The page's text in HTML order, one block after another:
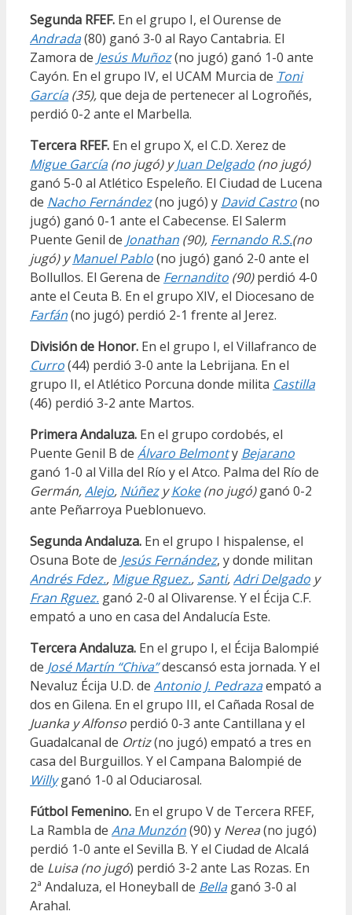
Segunda RFEF. En el grupo I, el Ourense de
Andrada(80) ganó 3-0 al Rayo Cantabria. El
Zamora de Jesús Muñoz(no jugó) ganó 1-0 ante
Cayón. En el grupo IV, el UCAM Murcia de Toni
García(35),que deja de pertenecer al Logroñés,
perdió 0-2 ante el Marbella.
Tercera RFEF. En el grupo X, el C.D. Xerez de
Migue García(no jugó) yJuan Delgado (no jugó)
ganó 5-0 al Atlético Espeleño. El Ciudad de Lucena
de Nacho Fernández(no jugó) y David Castro(no
jugó) ganó 0-1 ante el Cabecense. El Salerm
Puente Genil de Jonathan (90), Fernando R.S.(no
jugó)yManuel Pablo(no jugó) ganó 2-0 ante el
Bollullos. El Gerena de Fernandito (90)perdió 4-0
ante el Ceuta B. En el grupo XIV, el Diocesano de
Farfán(no jugó) perdió 2-1 frente al Jerez.
División de Honor. En el grupo I, el Villafranco de
Curro(44) perdió 3-0 ante la Lebrijana. En el
grupo II, el Atlético Porcuna donde milita Castilla
(46) perdió 3-2 ante Martos.
Primera Andaluza. En el grupo cordobés, el
Puente Genil B de Álvaro Belmonty Bejarano
ganó 1-0 al Villa del Río y el Atco. Palma del Río de
Germán,Alejo, NúñezyKoke(no jugó)ganó 0-2
ante Peñarroya Pueblonuevo.
Segunda Andaluza. En el grupo I hispalense, el
Osuna Bote de Jesús Fernández, y donde militan
Andrés Fdez., Migue Rguez., Santi,Adri Delgado y
Fran Rguez. ganó 2-0 al Olivarense. Y el Écija C.F.
empató a uno en casa del Andalucía Este.
Tercera Andaluza. En el grupo I, el Écija Balompié
de José Martín “Chiva”descansó esta jornada. Y el
Nevaluz Écija U.D. de Antonio J. Pedrazaempató a
dos en Gilena. En el grupo III, el Cañada Rosal de
Juanka y Alfonso perdió 0-3 ante Cantillana y el
Guadalcanal de Ortiz(no jugó) empató a tres en
casa del Burguillos. Y el Campana Balompié de
Willyganó 1-0 al Oduciarosal.
Fútbol Femenino. En el grupo V de Tercera RFEF,
La Rambla de Ana Munzón(90) y Nerea(no jugó)
perdió 1-0 ante el Sevilla B. Y el Ciudad de Alcalá
de Luisa (no jugó) perdió 3-2 ante Las Rozas. En
2ª Andaluza, el Honeyball de Bellaganó 3-0 al
Arahal.